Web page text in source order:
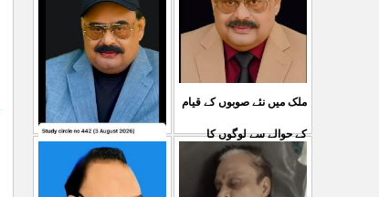
صحیح رپورٹنگ کرنے والے
...
کشمیرکا کونہ کونہ لہو
لہو ہے لیکن حکومت کواس
ملک میں نئے صوبوں کے قیام
کے حوالے سے لوگوں کا
مطالبہ بالکل درست ہے۔ ا
03 Aug 2026